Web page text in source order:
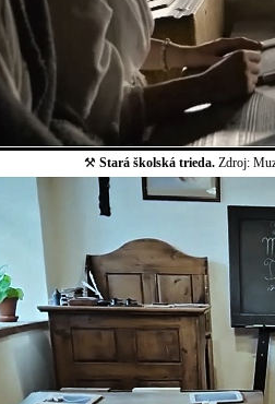
⚒ Stará školská trieda. Zdroj: